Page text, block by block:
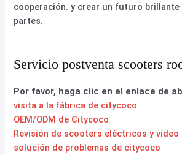
cooperación. y crear un futuro brillante
partes.
Servicio postventa scooters
Por favor, haga clic en el enlace de
visita a la fábrica de citycoco
OEM/ODM de Citycoco
Revisión de scooters eléctricos y video
solución de problemas de citycoco